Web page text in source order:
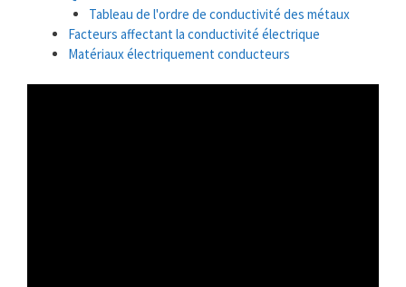
Tableau de l'ordre de conductivité des métaux
Facteurs affectant la conductivité électrique
Matériaux électriquement conducteurs